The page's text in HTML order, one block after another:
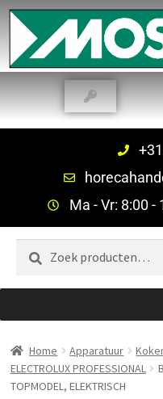
Ma - Vr: 8:00 -
Zoeken
Home Apparatuur
ELECTROLUX PROFESSIONAL
TOPMODEL, ELEKTRISCH